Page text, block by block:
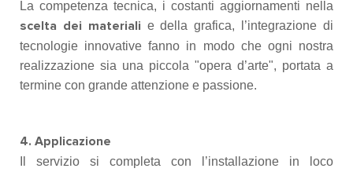
La competenza tecnica, i costanti aggiornamenti nella
scelta dei materiali e della grafica, l’integrazione di
tecnologie innovative fanno in modo che ogni nostra
realizzazione sia una piccola "opera d’arte", portata a
termine con grande attenzione e passione.
4. Applicazione
Il servizio si completa con l’installazione in loco